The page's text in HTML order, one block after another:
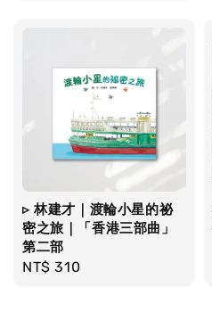
▹ 林建才｜渡輪小星的祕
密之旅｜「香港三部曲」
第二部
Regular
NT$ 310